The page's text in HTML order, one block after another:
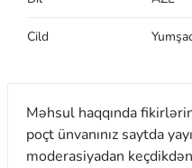
Cild
Məhsul haqqında
poçt ünvanınız saytda
moderasiyadan